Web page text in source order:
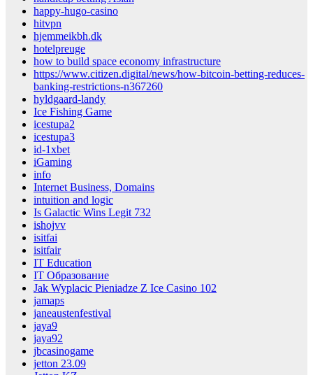
happy-hugo-casino
hitvpn
hjemmeikbh.dk
hotelpreuge
how to build space economy infrastructure
https://www.citizen.digital/news/how-bitcoin-betting-reduces-
banking-restrictions-n367260
hyldgaard-landy
Ice Fishing Game
icestupa2
icestupa3
id-1xbet
iGaming
info
Internet Business, Domains
intuition and logic
Is Galactic Wins Legit 732
ishojvv
isitfai
isitfair
IT Education
IT Образование
Jak Wyplacic Pieniadze Z Ice Casino 102
jamaps
janeaustenfestival
jaya9
jaya92
jbcasinogame
jetton 23.09